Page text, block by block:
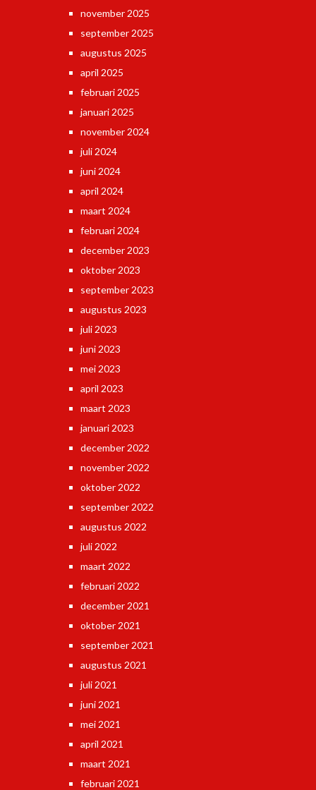
november 2025
september 2025
augustus 2025
april 2025
februari 2025
januari 2025
november 2024
juli 2024
juni 2024
april 2024
maart 2024
februari 2024
december 2023
oktober 2023
september 2023
augustus 2023
juli 2023
juni 2023
mei 2023
april 2023
maart 2023
januari 2023
december 2022
november 2022
oktober 2022
september 2022
augustus 2022
juli 2022
maart 2022
februari 2022
december 2021
oktober 2021
september 2021
augustus 2021
juli 2021
juni 2021
mei 2021
april 2021
maart 2021
februari 2021